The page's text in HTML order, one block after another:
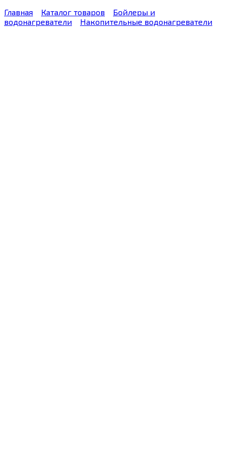
Главная
Каталог товаров
Бойлеры и
водонагреватели
Накопительные водонагреватели